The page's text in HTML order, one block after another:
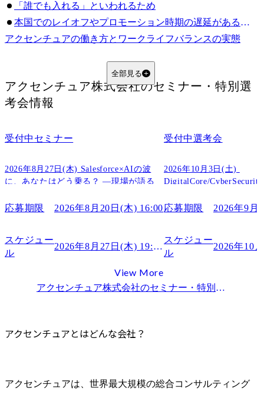
「誰でも入れる」といわれるため
本国でのレイオフやプロモーション時期の遅延があるため
アクセンチュアの働き方とワークライフバランスの実態
ダイバーシティへの取り組み
アクセンチュア サテライトオフィスの評判
アクセンチュアの年収と報酬の実態
アクセンチュアの年収に関する評判・口コミ
アクセンチュアへの転職に関する実態
アクセンチュアへ転職すると後悔する
アクセンチュアは中途採用者に厳しい
アクセンチュアの主な分野と事業内容
アクセンチュアストラテジーの業務内容
アクセンチュアソングの業務内容
アクセンチュアテクノロジーの業務内容
アクセンチュアの全国拠点
障害者採用・雇用に対する評判
全部見る
アクセンチュア株式会社のセミナー・特別選
考会情報
受付中 セミナー
2026年8月27日(木) Salesforce×AIの波
に、あなたはどう乗る？ ―現場が語る
ャリアの作り方
応募期限 2026年8月20日(木) 16:00
スケジュー
ル
2026年8月27日(木) 19:00～
View More
受付中選考会
2026年10月3日(土)
DigitalCore/
応募期限 2026年9月
スケジュー
ル
アクセンチュア株式会社のセミナー・特別選考会情報一覧
アクセンチュアとはどんな会社？
アクセンチュアは、世界最大規模の総合コンサルティング